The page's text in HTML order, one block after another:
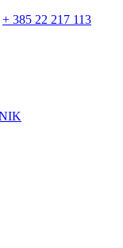
+ 385 22 217 113